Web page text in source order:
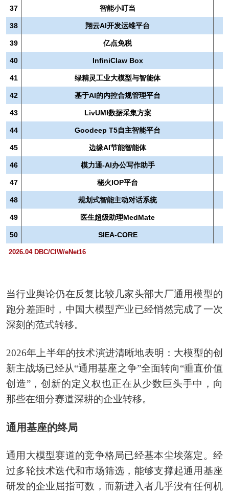
37 智能小叮当
38 翔云AI开发运维平台
39 亿点免税
40 InfiniClaw Box
41 绿精灵工业大模型与智能体
42 基于AI的内控合规管理平台
43 LivUMI数据采集方案
44 Goodeep T5自主智能平台
45 边缘AI节能智能体
46 模力通-AI办公写作助手
47 秘火IOP平台
48 规划式智能主动对话系统
49 医生超级助理MedMate
50 SIEA-CORE
2026.04 DBC/CIW/eNet16
当行业舆论仍在反复比较几家头部大厂通用模型的
跑分差距时，中国大模型产业已经悄然完成了一次
深刻的范式转移。
2026年上半年的技术演进清晰地表明：大模型的创
新主战场已经从“通用基座之争”全面转向“垂直价值
创造”，创新的定义权也正在从少数巨头手中，向
那些在细分赛道深耕的企业转移。
通用基座的终局
通用大模型赛道的竞争格局已经基本尘埃落定。经
过多轮技术迭代和市场筛选，能够支撑起通用基座
研发的企业屈指可数，而新进入者几乎没有任何机